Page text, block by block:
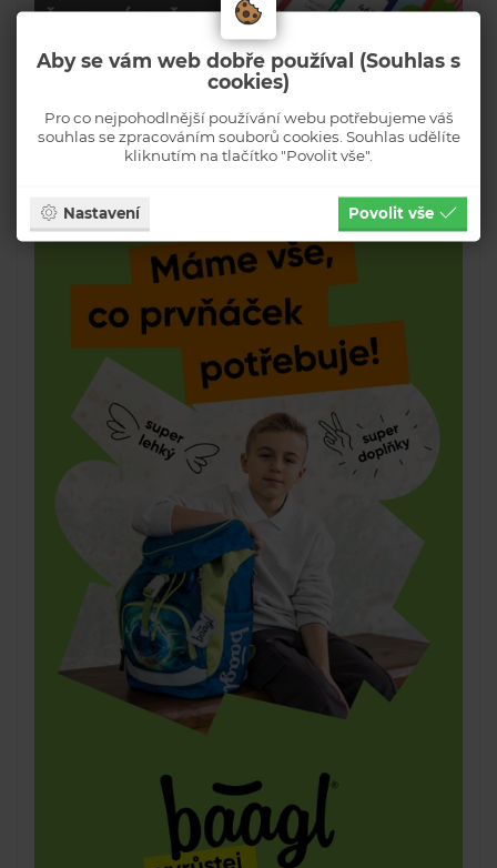
Aby se vám web dobře používal (Souhlas s
cookies)
Pro co nejpohodlnější používání webu potřebujeme váš
souhlas se zpracováním souborů cookies. Souhlas udělíte
kliknutím na tlačítko "Povolit vše".
Nastavení Povolit vše